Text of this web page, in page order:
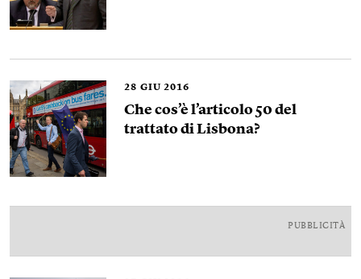
28 GIU 2016
Che cos’è l’articolo 50 del
trattato di Lisbona?
PUBBLICITÀ